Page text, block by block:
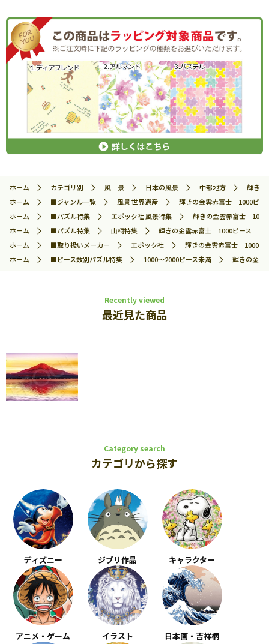
ホーム カテゴリ別 風 景 日本の風景 中部地方
輝き
ホーム
■ジャンル一覧 風景 世界遺産
輝きの金雲赤富士 1000ピ
ホーム
■パズル特集 エポック社 風景特集
輝きの金雲赤富士
ホーム
■パズル特集 山柄特集
輝きの金雲赤富士 1000ピース ジ
ホーム
■取り扱いメーカー エポック社
輝きの金雲赤富士 1000
ホーム
■ピース数別パズル特集 1000～2000ピース未満 輝きの金
Recently viewed
最近見た商品
Category search
カテゴリから探す
ディズニー ジブリ作品 キャラクター
アニメ・ゲーム イラスト 日本画・吉祥柄